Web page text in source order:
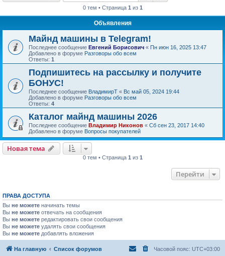
0 тем • Страница 1 из 1
Объявления
Майнд машины в Telegram!
Последнее сообщение Евгений Борисович « Пн июн 16, 2025 13:47
Добавлено в форуме Разговоры обо всем
Ответы: 1
Подпишитесь на рассылку и получите
БОНУС!
Последнее сообщение ВладимирТ « Вс май 05, 2024 19:44
Добавлено в форуме Разговоры обо всем
Ответы: 4
Каталог майнд машины 2026
Последнее сообщение Владимир Никонов « Сб сен 23, 2017 14:40
Добавлено в форуме Вопросы покупателей
Новая тема
0 тем • Страница 1 из 1
Перейти
ПРАВА ДОСТУПА
Вы не можете начинать темы
Вы не можете отвечать на сообщения
Вы не можете редактировать свои сообщения
Вы не можете удалять свои сообщения
Вы не можете добавлять вложения
На главную Список форумов Часовой пояс: UTC+03:00